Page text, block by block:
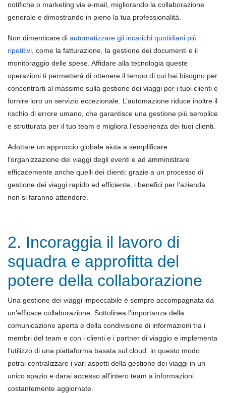
notifiche o marketing via e-mail, migliorando la collaborazione
generale e dimostrando in pieno la tua professionalità.
Non dimenticare di automatizzare gli incarichi quotidiani più
ripetitivi , come la fatturazione, la gestione dei documenti e il
monitoraggio delle spese. Affidare alla tecnologia queste
operazioni ti permetterà di ottenere il tempo di cui hai bisogno per
concentrarti al massimo sulla gestione dei viaggi per i tuoi clienti e
fornire loro un servizio eccezionale. L’automazione riduce inoltre il
rischio di errore umano, che garantisce una gestione più semplice
e strutturata per il tuo team e migliora l’esperienza dei tuoi clienti.
Adottare un approccio globale aiuta a semplificare
l’organizzazione dei viaggi degli eventi e ad amministrare
efficacemente anche quelli dei clienti: grazie a un processo di
gestione dei viaggi rapido ed efficiente, i benefici per l’azienda
non si faranno attendere.
2. Incoraggia il lavoro di
squadra e approfitta del
potere della collaborazione
Una gestione dei viaggi impeccabile è sempre accompagnata da
un’efficace collaborazione. Sottolinea l'importanza della
comunicazione aperta e della condivisione di informazioni tra i
membri del team e con i clienti e i partner di viaggio e implementa
l’utilizzo di una piattaforma basata sul cloud: in questo modo
potrai centralizzare i vari aspetti della gestione dei viaggi in un
unico spazio e darai accesso all’intero team a informazioni
costantemente aggiornate.